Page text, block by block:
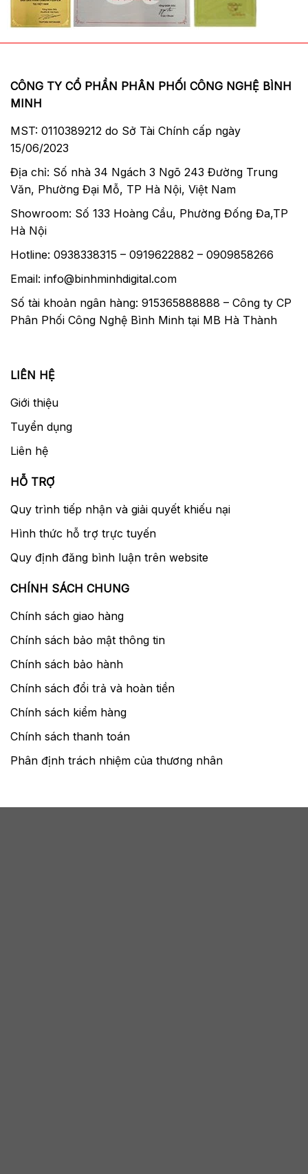
CÔNG TY CỔ PHẦN PHÂN PHỐI CÔNG NGHỆ BÌNH
MINH
MST: 0110389212 do Sở Tài Chính cấp ngày
15/06/2023
Địa chỉ: Số nhà 34 Ngách 3 Ngõ 243 Đường Trung
Văn, Phường Đại Mỗ, TP Hà Nội, Việt Nam
Showroom: Số 133 Hoàng Cầu, Phường Đống Đa,TP
Hà Nội
Hotline: 0938338315 – 0919622882 – 0909858266
Email: info@binhminhdigital.com
Số tài khoản ngân hàng: 915365888888 – Công ty CP
Phân Phối Công Nghệ Bình Minh tại MB Hà Thành
LIÊN HỆ
Giới thiệu
Tuyển dụng
Liên hệ
HỖ TRỢ
Quy trình tiếp nhận và giải quyết khiếu nại
Hình thức hỗ trợ trực tuyến
Quy định đăng bình luận trên website
CHÍNH SÁCH CHUNG
Chính sách giao hàng
Chính sách bảo mật thông tin
Chính sách bảo hành
Chính sách đổi trả và hoàn tiền
Chính sách kiểm hàng
Chính sách thanh toán
Phân định trách nhiệm của thương nhân